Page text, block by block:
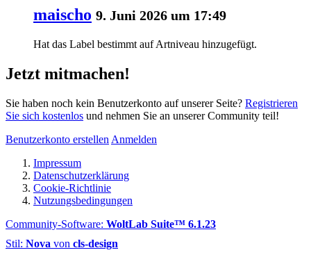
maischo 9. Juni 2026 um 17:49
Hat das Label bestimmt auf Artniveau hinzugefügt.
Jetzt mitmachen!
Sie haben noch kein Benutzerkonto auf unserer Seite? Registrieren
Sie sich kostenlos und nehmen Sie an unserer Community teil!
Benutzerkonto erstellen Anmelden
Impressum
Datenschutzerklärung
Cookie-Richtlinie
Nutzungsbedingungen
Community-Software: WoltLab Suite™ 6.1.23
Stil: Nova von cls-design